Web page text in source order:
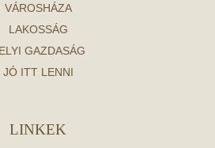
VÁROSHÁZA
LAKOSSÁG
GAZDASÁG
JÓ ITT LENNI
LINKEK